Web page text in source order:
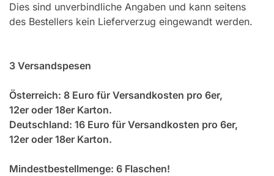
Dies sind unverbindliche Angaben und kann seitens
des Bestellers kein Lieferverzug eingewandt werden.
3 Versandspesen
Österreich: 8 Euro für Versandkosten pro 6er,
12er oder 18er Karton.
Deutschland: 16 Euro für Versandkosten pro 6er,
12er oder 18er Karton.
Mindestbestellmenge: 6 Flaschen!